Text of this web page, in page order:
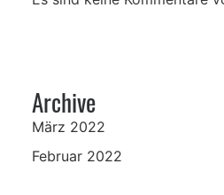
Archive
März 2022
Februar 2022